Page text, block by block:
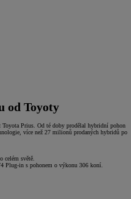
od Toyoty
Toyota Prius. Od té doby prodělal hybridní pohon
více než 27 milionů prodaných hybridů po
celém světě.
Plug-in s pohonem o výkonu 306 koní.